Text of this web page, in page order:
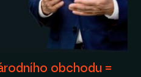
obchodu =